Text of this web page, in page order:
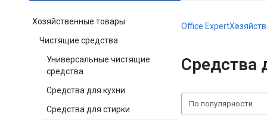
Хозяйственные товары
Чистящие средства
Универсальные чистящие
средства
Средства для кухни
Средства для стирки
Office Expert
Средства
По популярности